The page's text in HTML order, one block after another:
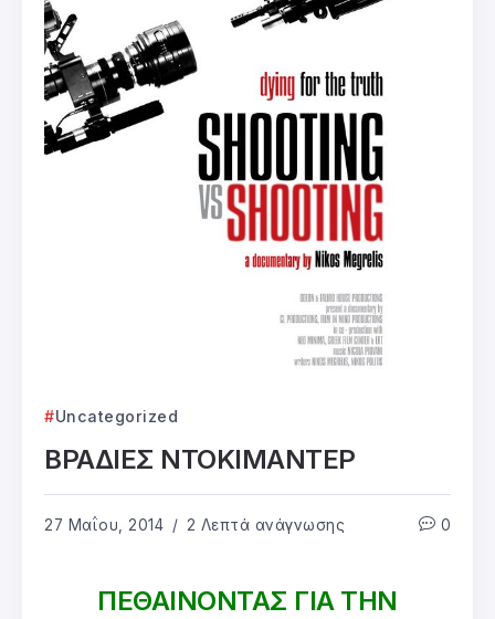
Uncategorized
ΒΡΑΔΙΕΣ ΝΤΟΚΙΜΑΝΤΕΡ
27 Μαΐου, 2014 2 Λεπτά ανάγνωσης 0
ΠΕΘΑΙΝΟΝΤΑΣ ΓΙΑ ΤΗΝ